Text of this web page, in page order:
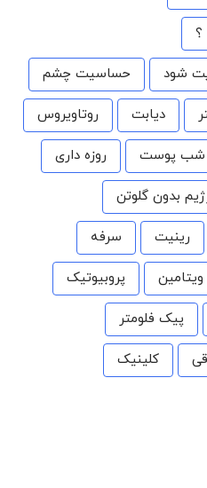
؟
شود حساسیت چشم
دیابت روتاویروس
شب پوست روزه داری
بدون گلوتن
رینیت سرفه
ویتامین پروبیوتیک
پیک فلومتر
کلینیک